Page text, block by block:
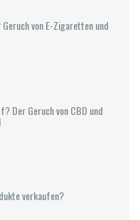
von E-Zigaretten und
Der Geruch von CBD und
verkaufen?